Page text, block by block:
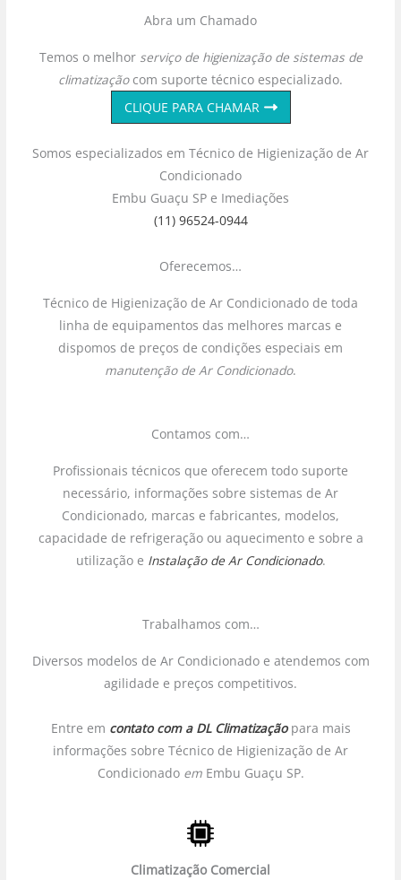
Abra um Chamado
Temos o melhor serviço de higienização de sistemas de
climatizaçãocom suporte técnico especializado.
CLIQUE PARA CHAMAR
Somos especializados em Técnico de Higienização de Ar
Condicionado
Embu Guaçu SP e Imediações
(11) 96524-0944
Oferecemos…
Técnico de Higienização de Ar Condicionado de toda
linha de equipamentos das melhores marcas e
dispomos de preços de condições especiais em
manutenção de Ar Condicionado.
Contamos com…
Profissionais técnicos que oferecem todo suporte
necessário, informações sobre sistemas de Ar
Condicionado, marcas e fabricantes, modelos,
capacidade de refrigeração ou aquecimento e sobre a
utilização e Instalação de Ar Condicionado.
Trabalhamos com…
Diversos modelos de Ar Condicionado e atendemos com
agilidade e preços competitivos.
Entre em contato com a DL Climatizaçãopara mais
informações sobre Técnico de Higienização de Ar
Condicionadoem Embu Guaçu SP.
Climatização Comercial